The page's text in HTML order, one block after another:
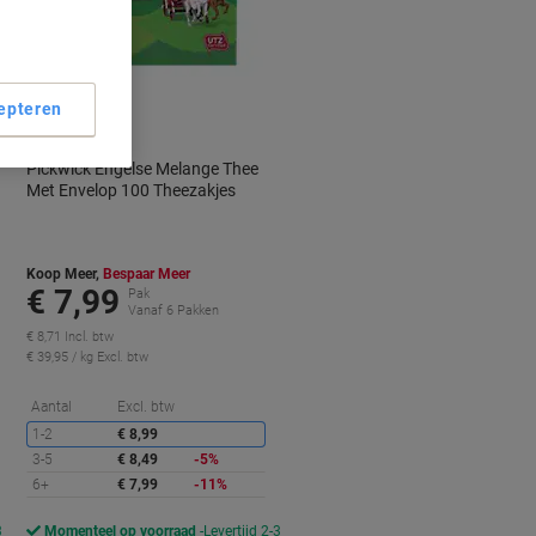
Korting
Duurzaam
Pickwick Engelse Melange Thee
Met Envelop 100 Theezakjes
Koop Meer, Bespaar Meer
€ 7,99
Pak
Vanaf 6 Pakken
€ 8,71 Incl. btw
€ 39,95 / kg Excl. btw
Aantal Excl. btw
1-2
€ 8,99
3-5
€ 8,49
-5%
6+
€ 7,99 -11%
Momenteel op voorraad
Levertijd 2-3